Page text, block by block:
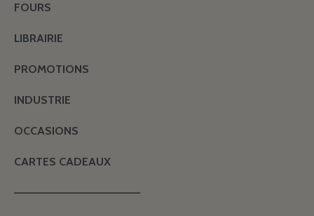
FOURS
LIBRAIRIE
PROMOTIONS
INDUSTRIE
OCCASIONS
CARTES CADEAUX
———————————————